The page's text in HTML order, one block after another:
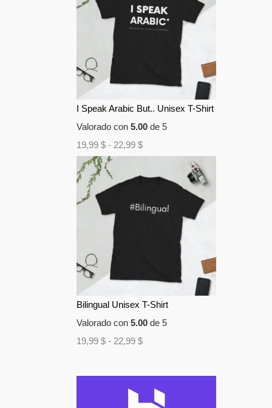
I Speak Arabic But.. Unisex T-Shirt
Valorado con 5.00 de 5
19,99 $ - 22,99 $
Bilingual Unisex T-Shirt
Valorado con 5.00 de 5
19,99 $ - 22,99 $